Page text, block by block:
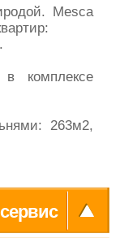
комплексе
263м2,